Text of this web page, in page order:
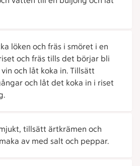
löken och fräs i smöret i en
och fräs tills det börjar bli
och låt koka in. Tillsätt
och låt det koka in i riset
tillsätt ärtkrämen och
av med salt och peppar.